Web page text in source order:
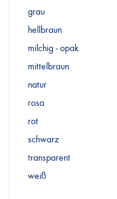
grau
hellbraun
milchig - opak
mittelbraun
natur
rosa
rot
schwarz
transparent
weiß